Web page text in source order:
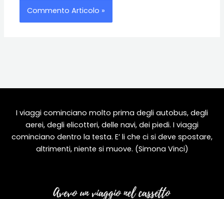
I viaggi cominciano molto prima degli autobus, degli
aerei, degli elicotteri, delle navi, dei piedi. I viaggi
cominciano dentro la testa. E’ li che ci si deve spostare,
altrimenti, niente si muove. (Simona Vinci)